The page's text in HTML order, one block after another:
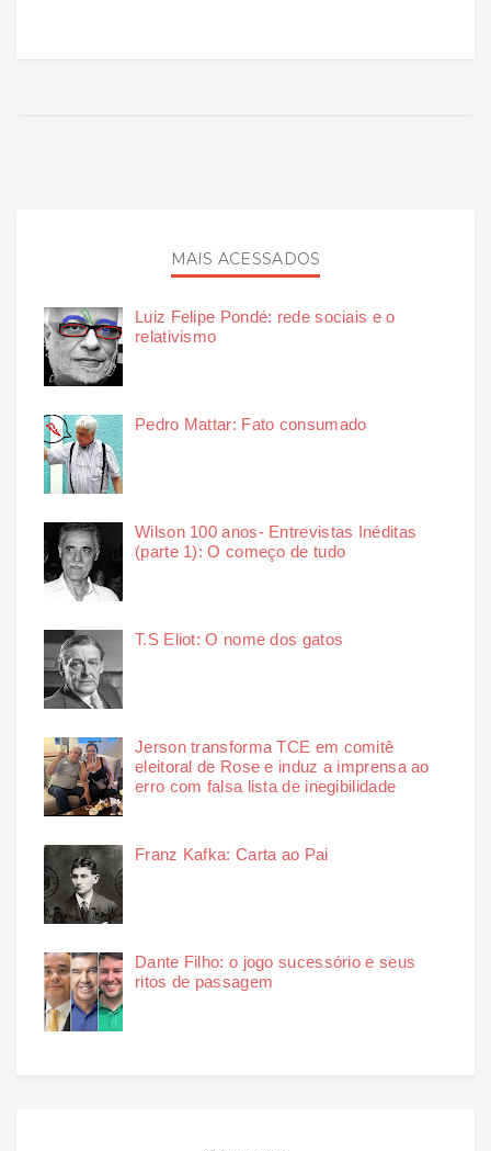
MAIS ACESSADOS
Luiz Felipe Pondé: rede sociais e o
relativismo
Pedro Mattar: Fato consumado
Wilson 100 anos- Entrevistas Inéditas
(parte 1): O começo de tudo
T.S Eliot: O nome dos gatos
Jerson transforma TCE em comitê
eleitoral de Rose e induz a imprensa ao
erro com falsa lista de inegibilidade
Franz Kafka: Carta ao Pai
Dante Filho: o jogo sucessório e seus
ritos de passagem